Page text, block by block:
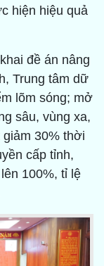
hiện hiệu quả
đề án nâng
Trung tâm dữ
lõm sóng; mở
sâu, vùng xa,
30% thời
cấp tỉnh,
100%, tỉ lệ